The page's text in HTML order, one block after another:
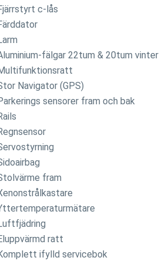
c-lås
fälgar 22tum & 20tum vinter
Navigator (GPS)
sensorer fram och bak
fram
ratt
ifylld servicebok